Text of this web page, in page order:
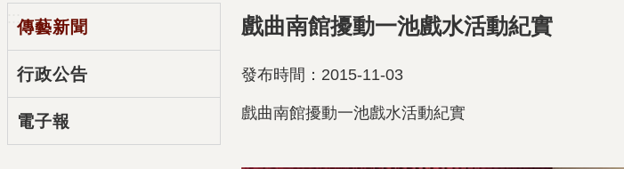
:::傳藝新聞
行政公告
電子報
戲曲南館擾動一池戲水活動紀實
發布時間：2015-11-03
戲曲南館擾動一池戲水活動紀實